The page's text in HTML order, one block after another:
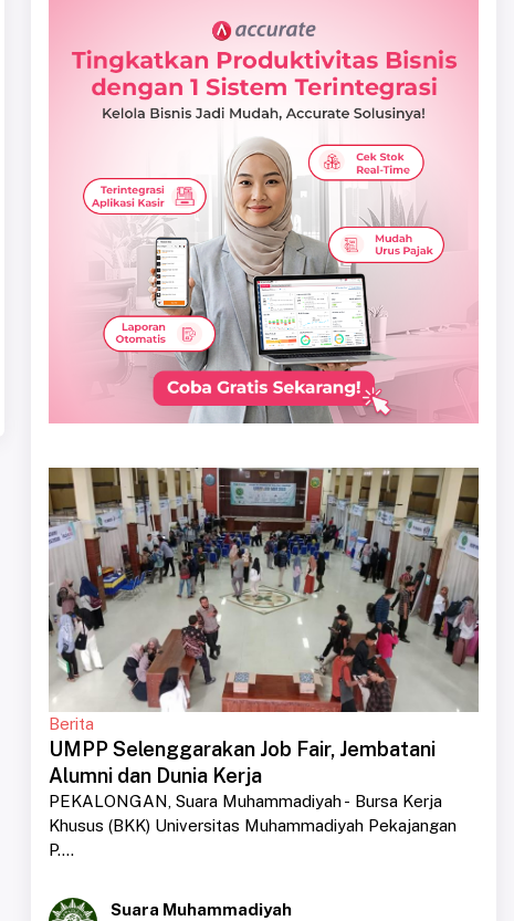
Berita
UMPP Selenggarakan Job Fair, Jembatani
Alumni dan Dunia Kerja
PEKALONGAN, Suara Muhammadiyah - Bursa Kerja
Khusus (BKK) Universitas Muhammadiyah Pekajangan
P....
Suara Muhammadiyah